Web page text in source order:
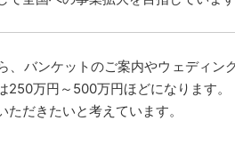
、バンケットのご案内やウェディン
万円～500万円ほどになります。
だきたいと考えています。